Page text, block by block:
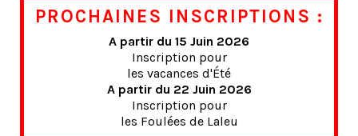
PROCHAINES INSCRIPTIONS :
A partir du 15 Juin 2026
Inscription pour
les vacances d'Été
A partir du 22 Juin 2026
Inscription pour
les Foulées de Laleu